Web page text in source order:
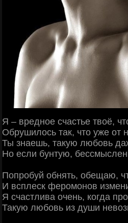
Я – вредное счастье твоё,
Обрушилось так, что уже от
Ты знаешь, такую любовь
Но если бунтую,
Попробуй обнять, обещаю,
И всплеск феромонов
Я счастлива очень, когда
Такую любовь из души